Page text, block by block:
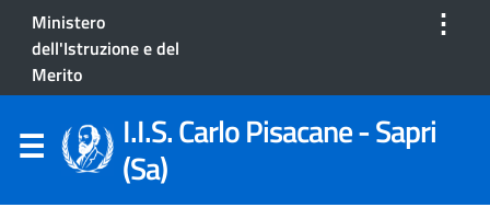
Ministero
dell'Istruzione e del
Merito
⋮
I.I.S. Carlo Pisacane - Sapri
(Sa)